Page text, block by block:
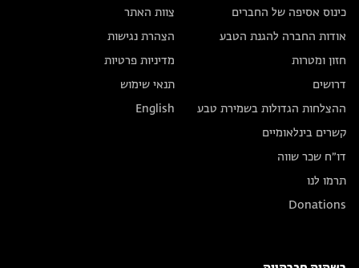
כינוס אסיפה של החברים
אודות החברה להגנת הטבע
חזון ומטרות
דרושים
ההצלחות הגדולות בשמירת טבע
קשרים בינלאומיים
דו״ח שכר שווה
תרמו לנו
Donations
צוות האתר
הצהרת נגישות
מדיניות פרטיות
תנאי שימוש
English